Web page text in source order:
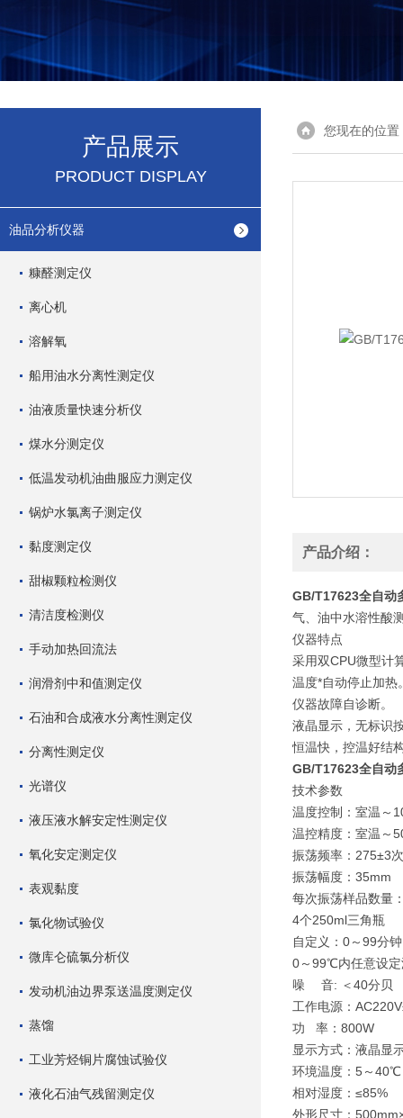
产品展示
PRODUCT DISPLAY
油品分析仪器
糠醛测定仪
离心机
溶解氧
船用油水分离性测定仪
油液质量快速分析仪
煤水分测定仪
低温发动机油曲服应力测定仪
锅炉水氯离子测定仪
黏度测定仪
甜椒颗粒检测仪
清洁度检测仪
手动加热回流法
润滑剂中和值测定仪
石油和合成液水分离性测定仪
分离性测定仪
光谱仪
液压液水解安定性测定仪
氧化安定测定仪
表观黏度
氯化物试验仪
微库仑硫氯分析仪
发动机油边界泵送温度测定仪
蒸馏
工业芳烃铜片腐蚀试验仪
液化石油气残留测定仪
您现在的位置
产品介绍：
GB/T17623全自动
气、油中水溶性酸
仪器特点
采用双CPU微型计
温度*自动停止加热
仪器故障自诊断。
液晶显示，无标识
恒温快，控温好结
GB/T17623全自动
技术参数
温度控制：室温～
温控精度：室温
振荡频率：275±3
振荡幅度：35mm
每次振荡样品数量
4个250ml三角瓶
自定义：0～99分
0～99℃内任意设定
噪 音: ＜40分贝
工作电源：
功 率：800W
显示方式：液晶显
环境温度：5～40℃
相对湿度：≤85%
外形尺寸：